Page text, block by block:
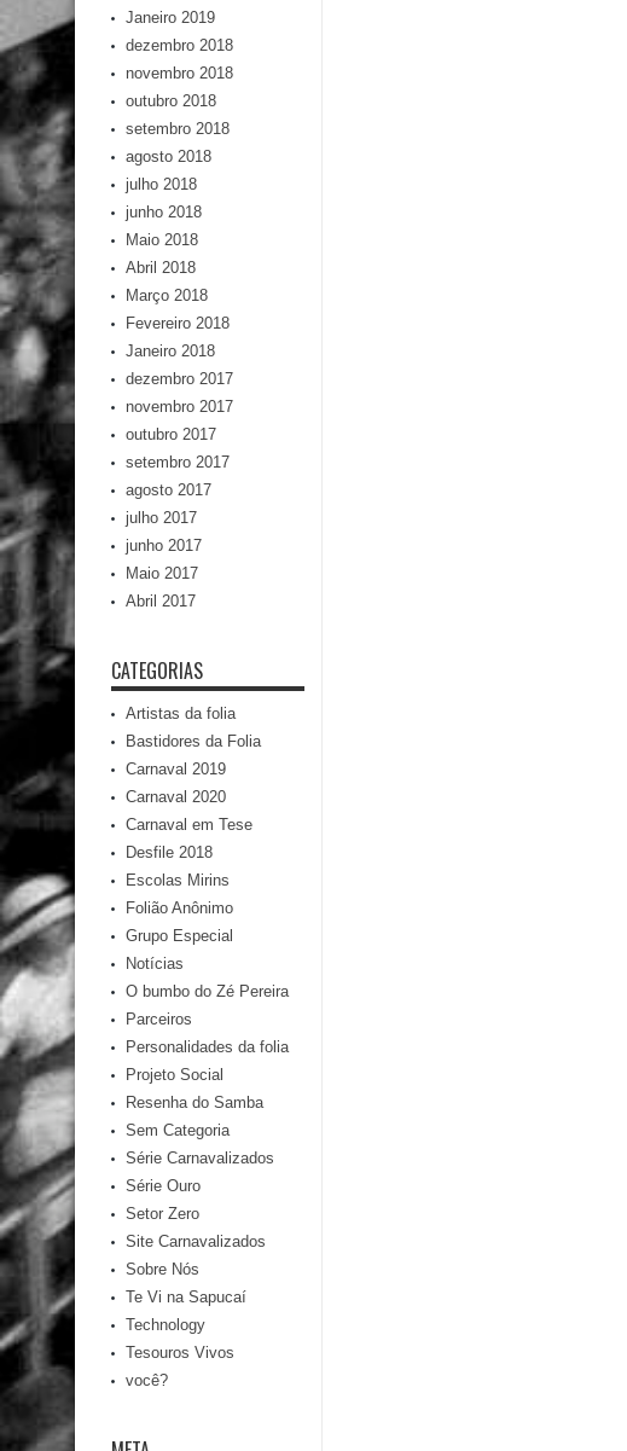
Janeiro 2019
dezembro 2018
novembro 2018
outubro 2018
setembro 2018
agosto 2018
julho 2018
junho 2018
Maio 2018
Abril 2018
Março 2018
Fevereiro 2018
Janeiro 2018
dezembro 2017
novembro 2017
outubro 2017
setembro 2017
agosto 2017
julho 2017
junho 2017
Maio 2017
Abril 2017
CATEGORIAS
Artistas da folia
Bastidores da Folia
Carnaval 2019
Carnaval 2020
Carnaval em Tese
Desfile 2018
Escolas Mirins
Folião Anônimo
Grupo Especial
Notícias
O bumbo do Zé Pereira
Parceiros
Personalidades da folia
Projeto Social
Resenha do Samba
Sem Categoria
Série Carnavalizados
Série Ouro
Setor Zero
Site Carnavalizados
Sobre Nós
Te Vi na Sapucaí
Technology
Tesouros Vivos
você?